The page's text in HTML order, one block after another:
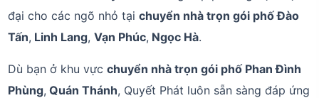
đại cho các ngõ nhỏ tạichuyển nhà trọn gói phố Đào
Tấn, Linh Lang,Vạn Phúc, Ngọc Hà.
Dù bạn ở khu vựcchuyển nhà trọn gói phố Phan Đình
Phùng, Quán Thánh, Quyết Phát luôn sẵn sàng đáp ứng